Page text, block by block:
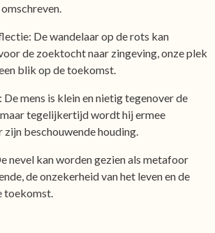
De wandelaar op de rots kan
de zoektocht naar zingeving, onze plek
blik op de toekomst.
De mens is klein en nietig tegenover de
tegelijkertijd wordt hij ermee
beschouwende houding.
nevel kan worden gezien als metafoor
de onzekerheid van het leven en de
toekomst.